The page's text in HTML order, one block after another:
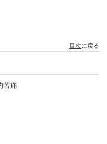
目次に戻る
苦痛